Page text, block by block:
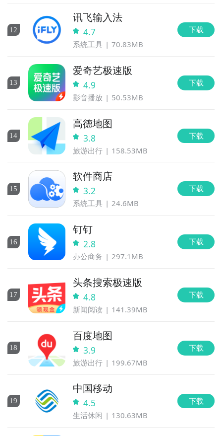
12
讯飞输入法
4.7
系统工具 70.83MB
下载
13
爱奇艺极速版
4.9
影音播放 50.53MB
下载
14
高德地图
3.8
旅游出行 158.53MB
下载
15
软件商店
3.2
系统工具 24.6MB
下载
16
钉钉
2.8
办公商务 297.1MB
下载
17
头条搜索极速版
4.8
新闻阅读 141.39MB
下载
18
百度地图
3.9
旅游出行 199.67MB
下载
19
中国移动
4.5
生活休闲 130.63MB
下载